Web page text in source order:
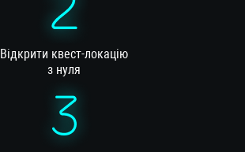
Відкрити квест-локацію
з нуля